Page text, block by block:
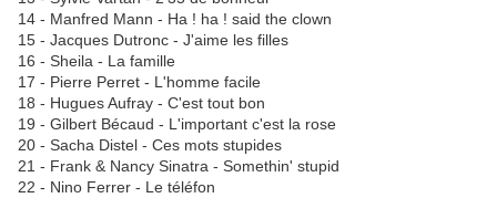
14 - Manfred Mann - Ha ! ha ! said the clown
15 - Jacques Dutronc - J'aime les filles
16 - Sheila - La famille
17 - Pierre Perret - L'homme facile
18 - Hugues Aufray - C'est tout bon
19 - Gilbert Bécaud - L'important c'est la rose
20 - Sacha Distel - Ces mots stupides
21 - Frank & Nancy Sinatra - Somethin' stupid
22 - Nino Ferrer - Le téléfon